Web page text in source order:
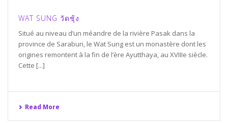
WAT SUNG วัดชุ้ง
Situé au niveau d’un méandre de la rivière Pasak dans la
province de Saraburi, le Wat Sung est un monastère dont les
origines remontent à la fin de l’ère Ayutthaya, au XVIIIe siècle.
Cette [...]
Read More